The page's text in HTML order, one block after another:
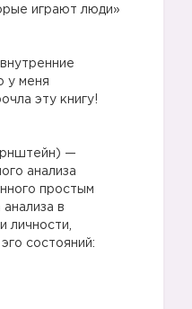
играют люди»
у меня
эту книгу!
—
анализа
простым
в
личности,
состояний: